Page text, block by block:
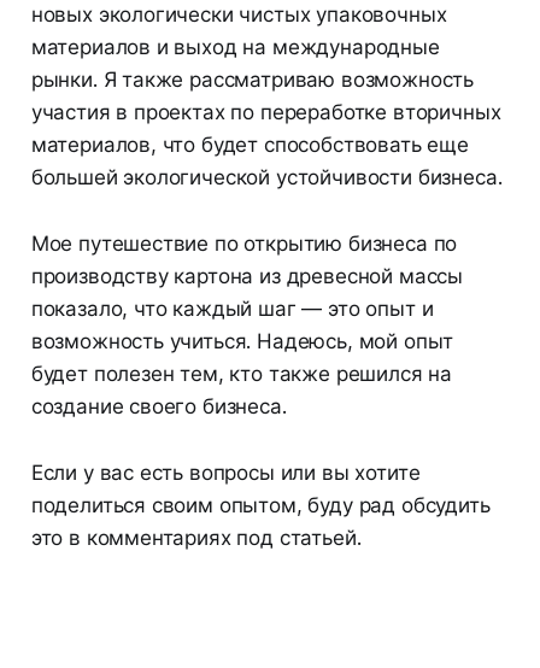
новых экологически чистых упаковочных
материалов и выход на международные
рынки. Я также рассматриваю возможность
участия в проектах по переработке вторичных
материалов, что будет способствовать еще
большей экологической устойчивости бизнеса.
Мое путешествие по открытию бизнеса по
производству картона из древесной массы
показало, что каждый шаг — это опыт и
возможность учиться. Надеюсь, мой опыт
будет полезен тем, кто также решился на
создание своего бизнеса.
Если у вас есть вопросы или вы хотите
поделиться своим опытом, буду рад обсудить
это в комментариях под статьей.